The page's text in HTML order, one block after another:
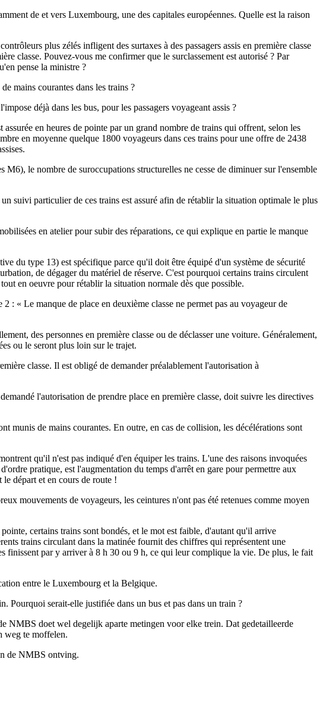
de et vers Luxembourg, une des capitales européennes. Quelle est la raison
plus zélés infligent des surtaxes à des passagers assis en première classe
classe. Pouvez-vous me confirmer que le surclassement est autorisé ? Par
pense la ministre ?
mains courantes dans les trains ?
déjà dans les bus, pour les passagers voyageant assis ?
en heures de pointe par un grand nombre de trains qui offrent, selon les
en moyenne quelque 1800 voyageurs dans ces trains pour une offre de 2438
le nombre de suroccupations structurelles ne cesse de diminuer sur l'ensemble
suivi particulier de ces trains est assuré afin de rétablir la situation optimale le plus
en atelier pour subir des réparations, ce qui explique en partie le manque
du type 13) est spécifique parce qu'il doit être équipé d'un système de sécurité
de dégager du matériel de réserve. C'est pourquoi certains trains circulent
en oeuvre pour rétablir la situation normale dès que possible.
: « Le manque de place en deuxième classe ne permet pas au voyageur de
des personnes en première classe ou de déclasser une voiture. Généralement,
ou le seront plus loin sur le trajet.
classe. Il est obligé de demander préalablement l'autorisation à
l'autorisation de prendre place en première classe, doit suivre les directives
munis de mains courantes. En outre, en cas de collision, les décélérations sont
qu'il n'est pas indiqué d'en équiper les trains. L'une des raisons invoquées
pratique, est l'augmentation du temps d'arrêt en gare pour permettre aux
départ et en cours de route !
mouvements de voyageurs, les ceintures n'ont pas été retenues comme moyen
certains trains sont bondés, et le mot est faible, d'autant qu'il arrive
trains circulant dans la matinée fournit des chiffres qui représentent une
finissent par y arriver à 8 h 30 ou 9 h, ce qui leur complique la vie. De plus, le fait
entre le Luxembourg et la Belgique.
Pourquoi serait-elle justifiée dans un bus et pas dans un train ?
NMBS doet wel degelijk aparte metingen voor elke trein. Dat gedetailleerde
weg te moffelen.
de NMBS ontving.